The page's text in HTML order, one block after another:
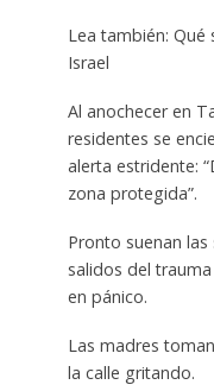
Lea también: Qué
Israel
Al anochecer en
residentes se
alerta estridente:
zona protegida”.
Pronto suenan
salidos del
en pánico.
Las madres
la calle gritando.